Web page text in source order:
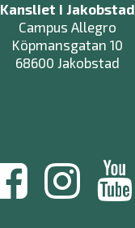
Kansliet i Jakobstad
Campus Allegro
Köpmansgatan 10
68600 Jakobstad